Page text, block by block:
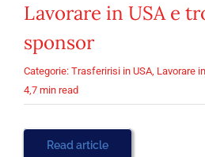
Lavorare in USA e
sponsor
Categorie: Trasferirisi in USA, Lavorare
4,7 min read
Read article